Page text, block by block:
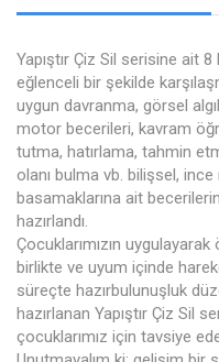
Yapıştır Çiz Sil serisine ait
eğlenceli bir şekilde
uygun davranma, görsel
motor becerileri, kavram
tutma, hatırlama, tahmin
olanı bulma vb. bilişsel,
basamaklarına ait
hazırlandı.
Çocuklarımızın
birlikte ve uyum içinde
süreçte hazırbulunuşluk
hazırlanan Yapıştır Çiz Sil
çocuklarımız için tavsiye